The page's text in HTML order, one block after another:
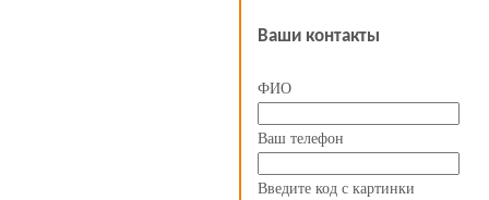
Ваши контакты
ФИО
Ваш телефон
Введите код с картинки